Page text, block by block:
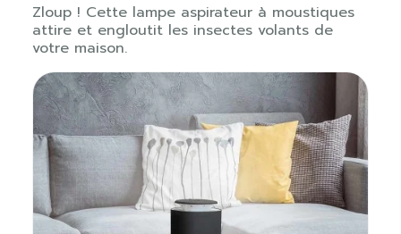
Zloup ! Cette lampe aspirateur à moustiques
attire et engloutit les insectes volants de
votre maison.